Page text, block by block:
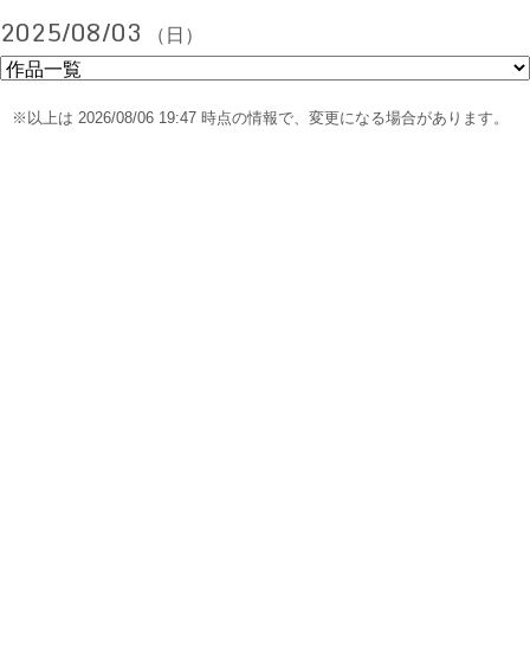
2025/08/03 （日）
※以上は 2026/08/06 19:47 時点の情報で、変更になる場合があります。